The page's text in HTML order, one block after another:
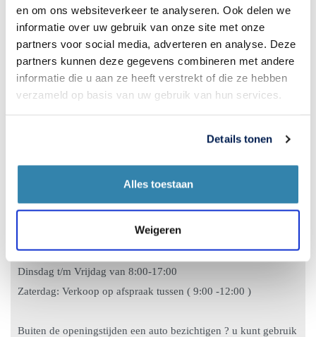
en om ons websiteverkeer te analyseren. Ook delen we
informatie over uw gebruik van onze site met onze
partners voor social media, adverteren en analyse. Deze
partners kunnen deze gegevens combineren met andere
informatie die u aan ze heeft verstrekt of die ze hebben
verzameld op basis van uw gebruik van hun services.
Details tonen
Alles toestaan
Weigeren
Inruil van uw huidige auto en financiering is mogelijk.
gespecialiseerd in het onderhoud / verkoop en reparaties van
jong gebruikte auto's uit de V.A.G-groep ( Volkswagen , Audi ,
We hebben de beschikking over een nieuwe werkplaats met
Maandag : Verkoop op afspraak (tussen 13:00-17:00)
Dinsdag t/m Vrijdag van 8:00-17:00
Zaterdag: Verkoop op afspraak tussen ( 9:00 -12:00 )
Buiten de openingstijden een auto bezichtigen ? u kunt gebruik